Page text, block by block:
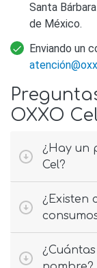
Santa
de México.
Enviando un
atenció
OXXO
¿Hay un
Cel?
¿Existen